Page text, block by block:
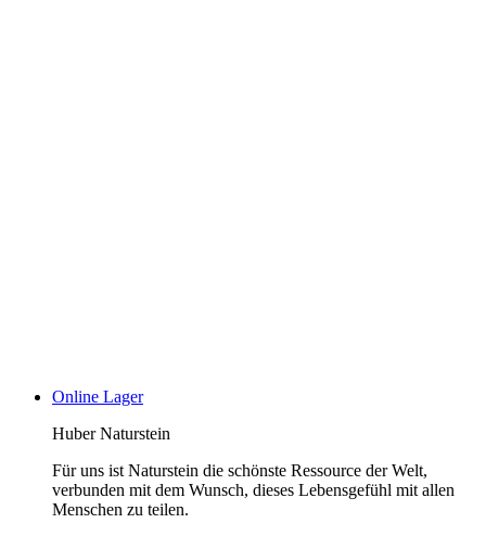
Online Lager
Huber Naturstein
Für uns ist Naturstein die schönste Ressource der Welt,
verbunden mit dem Wunsch, dieses Lebensgefühl mit allen
Menschen zu teilen.